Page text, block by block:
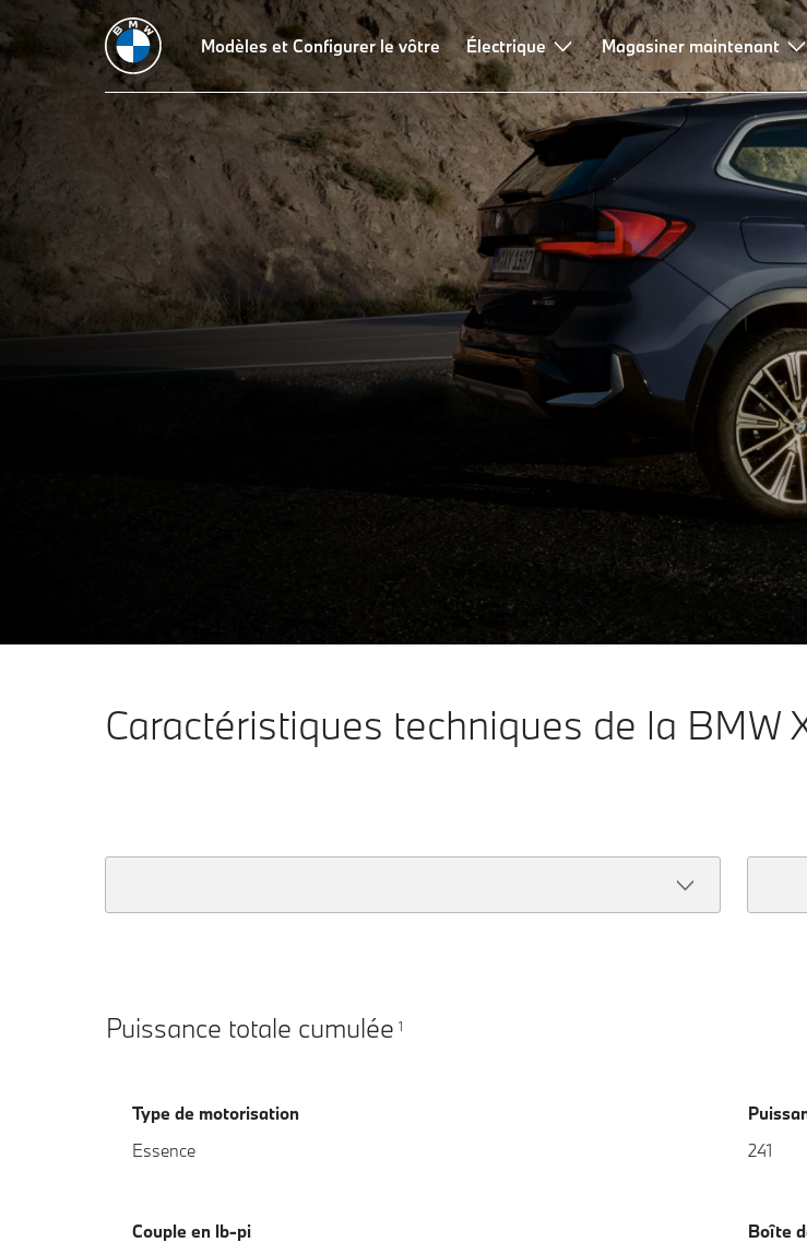
Modèles et Configurer le vôtre Électrique Magasiner maintenant
X1
La BMW X1.
Caractéristiques techniques de la BMW
Puissance totale cumulée 1
Type de motorisation
Essence
241
Couple en lb-pi
Boîte